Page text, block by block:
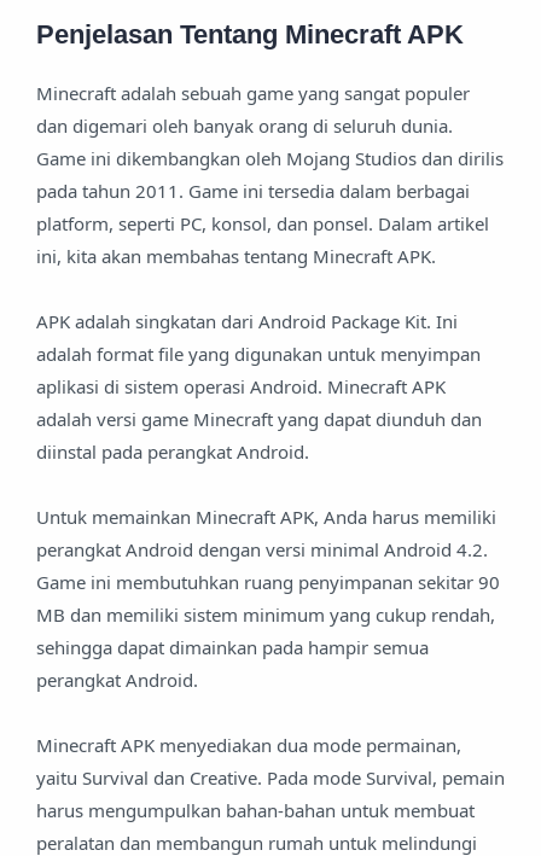
Penjelasan Tentang Minecraft APK
Minecraft adalah sebuah game yang sangat populer
dan digemari oleh banyak orang di seluruh dunia.
Game ini dikembangkan oleh Mojang Studios dan dirilis
pada tahun 2011. Game ini tersedia dalam berbagai
platform, seperti PC, konsol, dan ponsel. Dalam artikel
ini, kita akan membahas tentang Minecraft APK.
APK adalah singkatan dari Android Package Kit. Ini
adalah format file yang digunakan untuk menyimpan
aplikasi di sistem operasi Android. Minecraft APK
adalah versi game Minecraft yang dapat diunduh dan
diinstal pada perangkat Android.
Untuk memainkan Minecraft APK, Anda harus memiliki
perangkat Android dengan versi minimal Android 4.2.
Game ini membutuhkan ruang penyimpanan sekitar 90
MB dan memiliki sistem minimum yang cukup rendah,
sehingga dapat dimainkan pada hampir semua
perangkat Android.
Minecraft APK menyediakan dua mode permainan,
yaitu Survival dan Creative. Pada mode Survival, pemain
harus mengumpulkan bahan-bahan untuk membuat
peralatan dan membangun rumah untuk melindungi